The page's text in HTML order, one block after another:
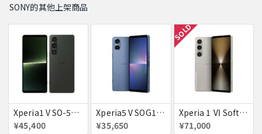
SONY的其他上架商品
Xperia1 V SO-51D docomo ブラック 送料無料
¥45,400
Xperia5 V SOG12 ブルー au 送料無料
¥35,650
SOLD
Xperia 1 Ⅵ SoftBank プラチナシルバー 送料無料
¥71,000